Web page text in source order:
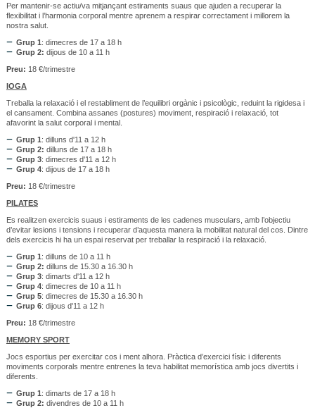
Per mantenir-se actiu/va mitjançant estiraments suaus que ajuden a recuperar la
flexibilitat i l’harmonia corporal mentre aprenem a respirar correctament i millorem la
nostra salut.
Grup 1: dimecres de 17 a 18 h
Grup 2: dijous de 10 a 11 h
Preu: 18 €/trimestre
IOGA
Treballa la relaxació i el restabliment de l’equilibri orgànic i psicològic, reduint la rigidesa i
el cansament. Combina assanes (postures) moviment, respiració i relaxació, tot
afavorint la salut corporal i mental.
Grup 1: dilluns d'11 a 12 h
Grup 2: dilluns de 17 a 18 h
Grup 3: dimecres d'11 a 12 h
Grup 4: dijous de 17 a 18 h
Preu: 18 €/trimestre
PILATES
Es realitzen exercicis suaus i estiraments de les cadenes musculars, amb l’objectiu
d’evitar lesions i tensions i recuperar d’aquesta manera la mobilitat natural del cos. Dintre
dels exercicis hi ha un espai reservat per treballar la respiració i la relaxació.
Grup 1: dilluns de 10 a 11 h
Grup 2: dilluns de 15.30 a 16.30 h
Grup 3: dimarts d'11 a 12 h
Grup 4: dimecres de 10 a 11 h
Grup 5: dimecres de 15.30 a 16.30 h
Grup 6: dijous d'11 a 12 h
Preu: 18 €/trimestre
MEMORY SPORT
Jocs esportius per exercitar cos i ment alhora. Pràctica d’exercici físic i diferents
moviments corporals mentre entrenes la teva habilitat memorística amb jocs divertits i
diferents.
Grup 1: dimarts de 17 a 18 h
Grup 2: divendres de 10 a 11 h